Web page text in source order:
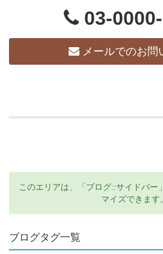
03-
メールでのお問
このエリアは、「ブログ::サイドバー
マイズできます。
ブログタグ一覧